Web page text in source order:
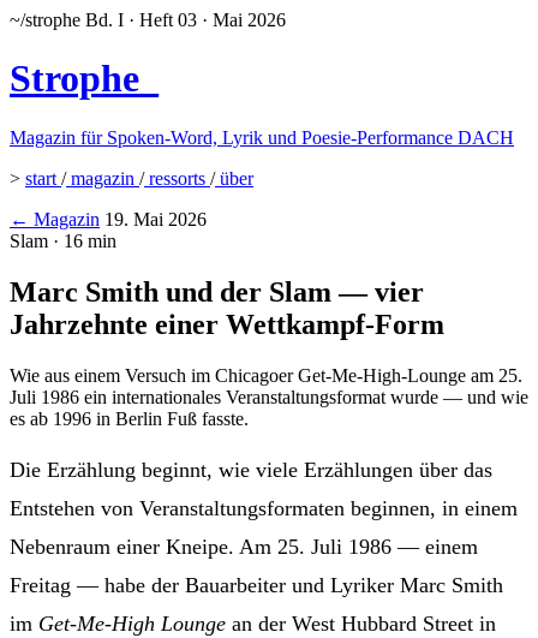
~/strophe Bd. I · Heft 03 · Mai 2026
Strophe
Magazin für Spoken-Word, Lyrik und Poesie-Performance DACH
> start /magazin /ressorts /über
← Magazin 19. Mai 2026
Slam · 16 min
Marc Smith und der Slam — vier
Jahrzehnte einer Wettkampf-Form
Wie aus einem Versuch im Chicagoer Get-Me-High-Lounge am 25.
Juli 1986 ein internationales Veranstaltungsformat wurde — und wie
es ab 1996 in Berlin Fuß fasste.
Die Erzählung beginnt, wie viele Erzählungen über das
Entstehen von Veranstaltungsformaten beginnen, in einem
Nebenraum einer Kneipe. Am 25. Juli 1986 — einem
Freitag — habe der Bauarbeiter und Lyriker Marc Smith
im Get-Me-High Lounge an der West Hubbard Street in